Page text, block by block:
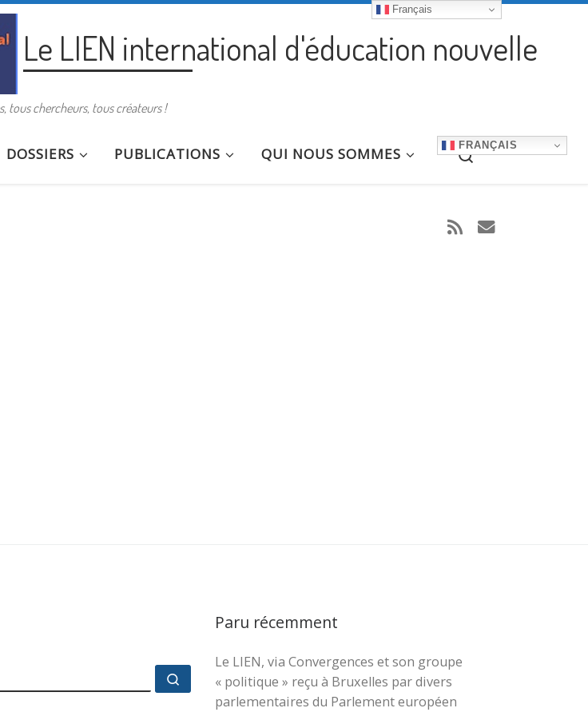
Le LIEN international d'éducation nouvelle
tous chercheurs, tous créateurs !
DOSSIERS PUBLICATIONS QUI NOUS SOMMES FRANÇAIS
Search
Rechercher …
Paru récemment
Le LIEN, via Convergences et son groupe
« politique » reçu à Bruxelles par divers
parlementaires du Parlement européen
Français